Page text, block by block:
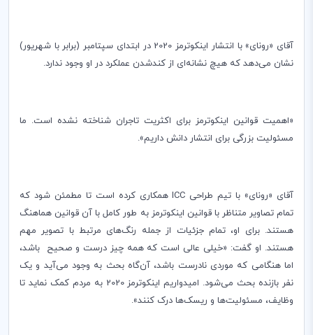
آقای «رونای» با انتشار اینکوترمز 2020 در ابتدای سپتامبر (برابر با شهریور)
نشان می‌دهد که هیچ نشانه‌ای از کندشدن عملکرد در او وجود ندارد.
«اهمیت قوانین اینکوترمز برای اکثریت تاجران شناخته نشده است. ما
مسئولیت بزرگی برای انتشار دانش داریم».
آقای «رونای» با تیم طراحی ICCهمکاری کرده است تا مطمئن شود که
تمام تصاویر متناظر با قوانین اینکوترمز به طور کامل با آن قوانین هماهنگ
هستند. برای او، تمام جزئیات از جمله رنگ‌های مرتبط با تصویر مهم
هستند. او گفت: «خیلی عالی است که همه چیز درست و صحیح باشد،
اما هنگامی که موردی نادرست باشد، آن‌گاه بحث به وجود می‌آید و یک
نفر بازنده بحث می‌شود. امیدواریم اینکوترمز 2020 به مردم کمک نماید تا
وظایف، مسئولیت‌ها و ریسک‌ها درک کنند».